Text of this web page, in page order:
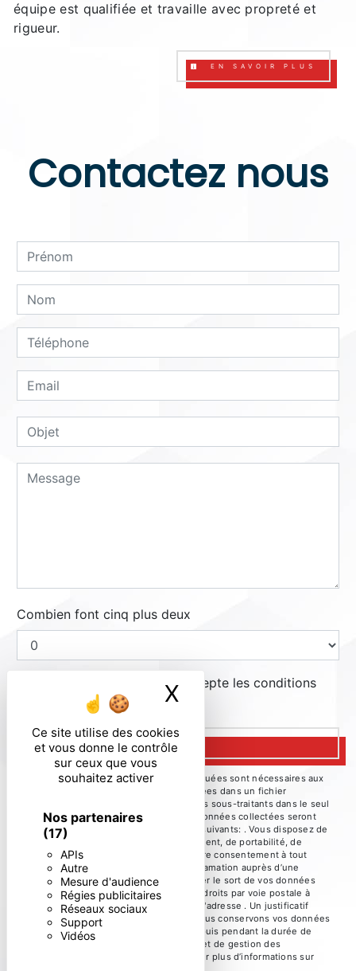
Ce site utilise des cookies
et vous donne le contrôle
sur ceux que vous
souhaitez activer
Nos partenaires
(17)
APIs
Autre
Mesure d'audience
Régies publicitaires
Réseaux sociaux
Support
Vidéos
X Masquer le
équipe est qualifiée et travaille avec propreté et
rigueur.
EN SAVOIR PLUS
Contactez nous
Combien font cinq plus deux
En cochant cette case, j'accepte les conditions
particulières ci-dessous **
ENVOYER
** Les données personnelles communiquées sont nécessaires aux
fins de vous contacter et sont enregistrées dans un fichier
informatisé. Elles sont destinées à et ses sous-traitants dans le seul
but de répondre à votre message. Les données collectées seront
communiquées aux seuls destinataires suivants: . Vous disposez de
droits d’accès, de rectification, d’effacement, de portabilité, de
limitation, d’opposition, de retrait de votre consentement à tout
moment et du droit d’introduire une réclamation auprès d’une
autorité de contrôle, ainsi que d’organiser le sort de vos données
post-mortem. Vous pouvez exercer ces droits par voie postale à
l'adresse ou par courrier électronique à l'adresse . Un justificatif
d'identité pourra vous être demandé. Nous conservons vos données
pendant la période de prise de contact puis pendant la durée de
prescription légale aux fins probatoires et de gestion des
contentieux. Consultez le site cnil.fr pour plus d’informations sur